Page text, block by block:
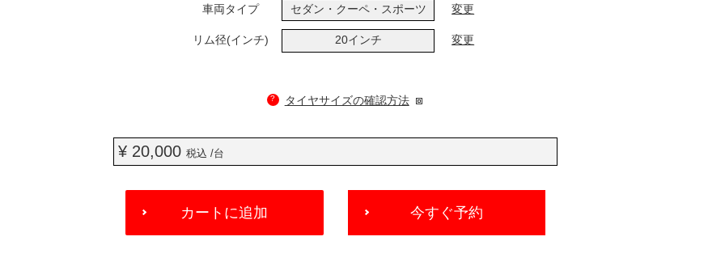
車両タイプ セダン・クーペ・スポーツ 変更
リム径(インチ) 20インチ 変更
? タイヤサイズの確認方法
¥ 20,000税込 /台
ADD
CART
カートに追加 今すぐ予約